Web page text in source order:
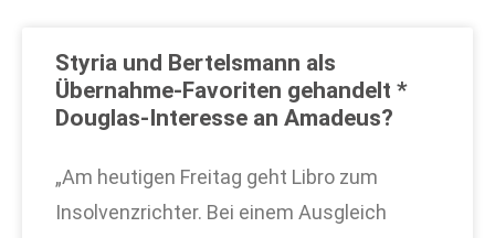
Styria und Bertelsmann als
Übernahme-Favoriten gehandelt *
Douglas-Interesse an Amadeus?
„Am heutigen Freitag geht Libro zum
Insolvenzrichter. Bei einem Ausgleich